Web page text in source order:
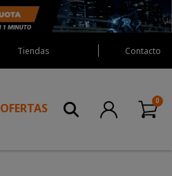
Tiendas Contacto
OFERTAS